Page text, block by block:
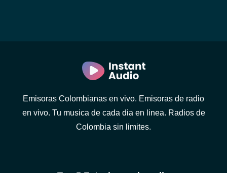
Emisoras Colombianas en vivo. Emisoras de radio
en vivo. Tu musica de cada dia en linea. Radios de
Colombia sin limites.